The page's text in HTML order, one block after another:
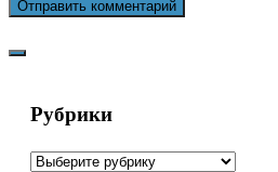
Рубрики
Рубрики